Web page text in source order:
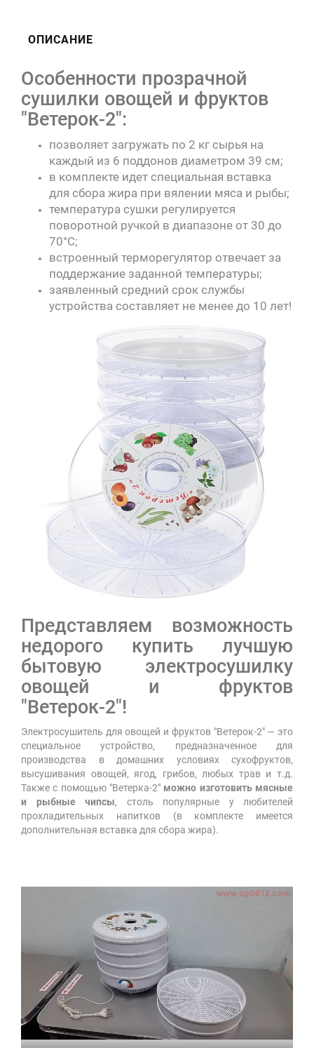
ОПИСАНИЕ
Особенности прозрачной
сушилки овощей и фруктов
"Ветерок-2":
позволяет загружать по 2 кг сырья на
каждый из 6 поддонов диаметром 39 см;
в комплекте идет специальная вставка
для сбора жира при вялении мяса и рыбы;
температура сушки регулируется
поворотной ручкой в диапазоне от 30 до
70°C;
встроенный терморегулятор отвечает за
поддержание заданной температуры;
заявленный средний срок службы
устройства составляет не менее до 10 лет!
Представляем возможность
недорого купить лучшую
бытовую электросушилку
овощей и фруктов
"Ветерок-2"!
Электросушитель для овощей и фруктов "Ветерок-2" — это
специальное устройство, предназначенное для
производства в домашних условиях сухофруктов,
высушивания овощей, ягод, грибов, любых трав и т.д.
Также с помощью "Ветерка-2" можно изготовить мясные
и рыбные чипсы, столь популярные у любителей
прохладительных напитков (в комплекте имеется
дополнительная вставка для сбора жира).